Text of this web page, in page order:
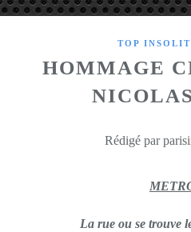
TOP
HOMMAGE
Rédigé par
La rue ou se trouve